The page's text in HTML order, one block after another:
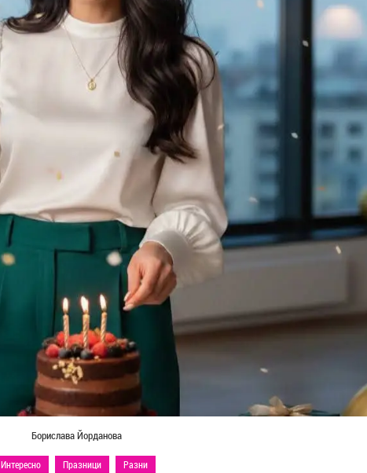
Борислава Йорданова
Интересно Празници Разни